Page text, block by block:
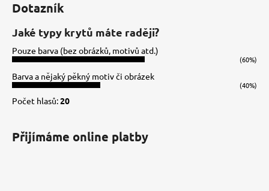
Dotazník
Jaké typy krytů máte raději?
Pouze barva (bez obrázků, motivů atd.)
(60%)
Barva a nějaký pěkný motiv či obrázek
(40%)
Počet hlasů:20
Přijímáme online platby